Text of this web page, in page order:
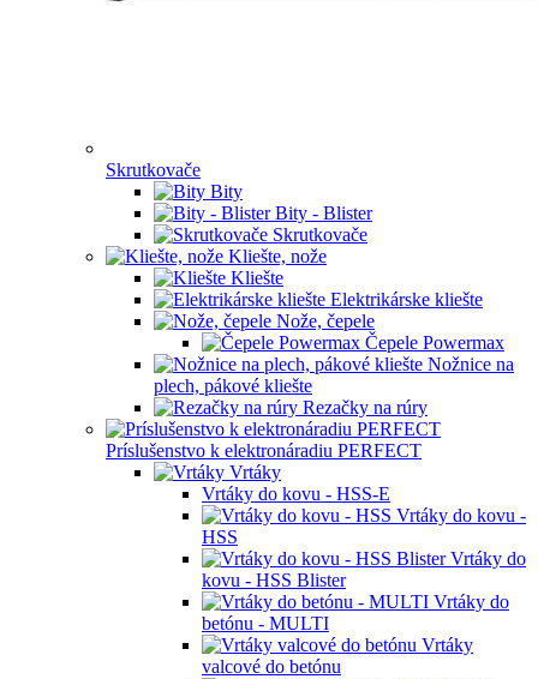
Skrutkovače
Bity
Bity - Blister
Skrutkovače
Kliešte, nože
Kliešte
Elektrikárske kliešte
Nože, čepele
Čepele Powermax
Nožnice na
plech, pákové kliešte
Rezačky na rúry
Príslušenstvo k elektronáradiu PERFECT
Vrtáky
Vrtáky do kovu - HSS-E
Vrtáky do kovu -
HSS
Vrtáky do
kovu - HSS Blister
Vrtáky do
betónu - MULTI
Vrtáky
valcové do betónu